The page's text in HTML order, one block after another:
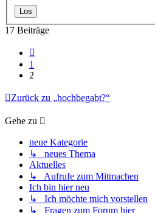
17 Beiträge
1
2
Zurück zu „hochbegabt?“
Gehe zu
neue Kategorie
↳ neues Thema
Aktuelles
↳ Aufrufe zum Mitmachen
Ich bin hier neu
↳ Ich möchte mich vorstellen
↳ Fragen zum Forum hier